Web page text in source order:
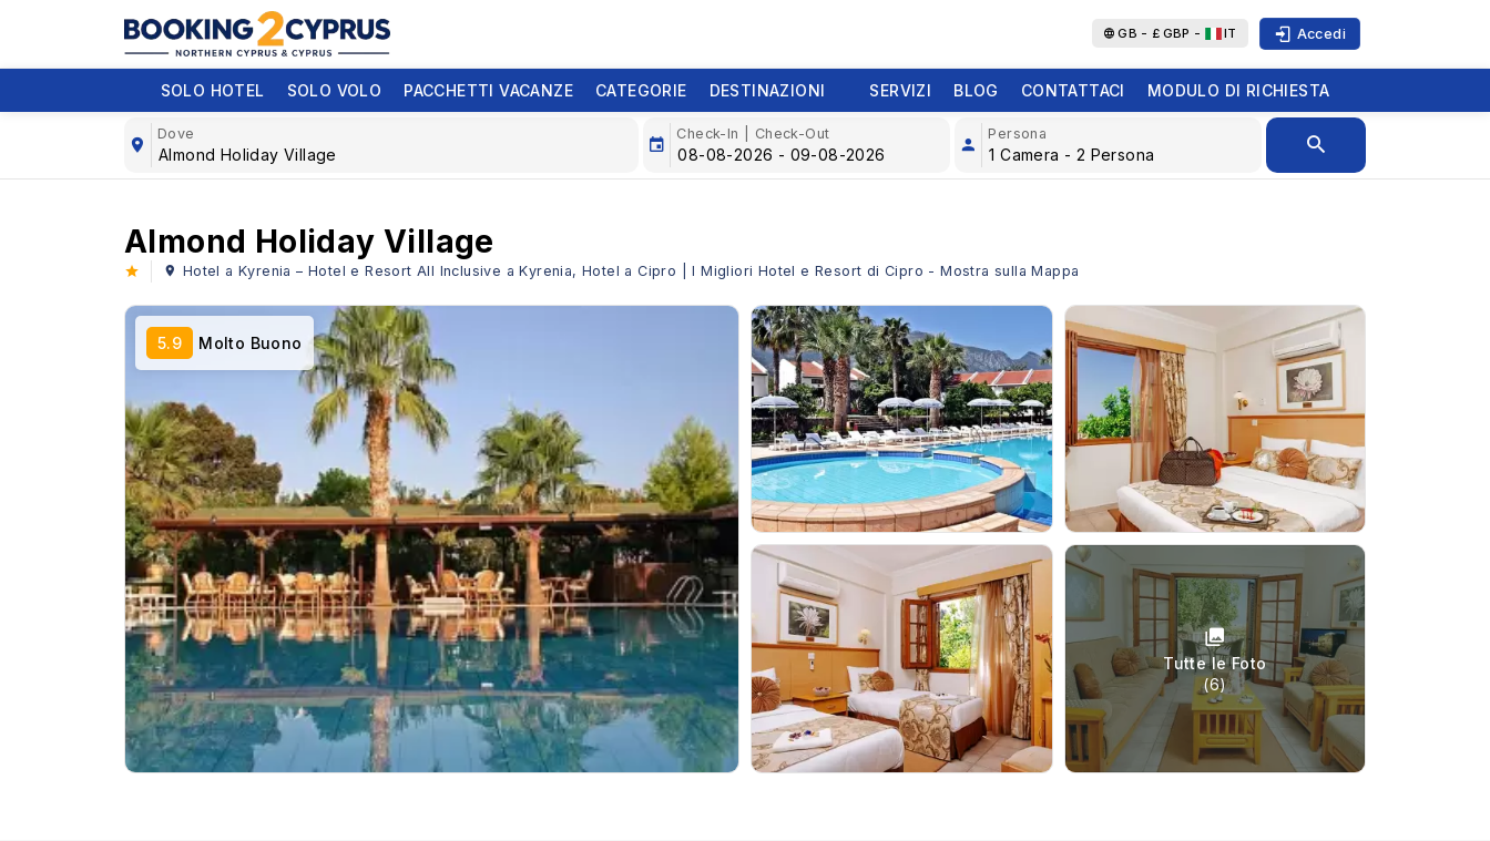
GB - £ GBP - IT Accedi
SOLO HOTEL SOLO VOLO PACCHETTI VACANZE CATEGORIE DESTINAZIONI SERVIZI BLOG CONTATTACI MODULO DI RICHIESTA
Dove Check-In | Check-Out Persona
Almond Holiday Village
Hotel a Kyrenia – Hotel e Resort All Inclusive a Kyrenia, Hotel a Cipro | I Migliori Hotel e Resort di Cipro - Mostra sulla Mappa
5.9 Molto Buono
Tutte le Foto
(6)